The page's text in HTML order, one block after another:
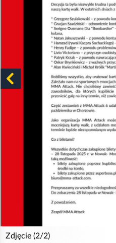
Zdjęcie (2/2)